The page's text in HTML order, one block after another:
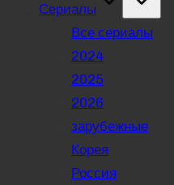
Сериалы
Все сериалы
2024
2025
2026
зарубежные
Корея
Россия